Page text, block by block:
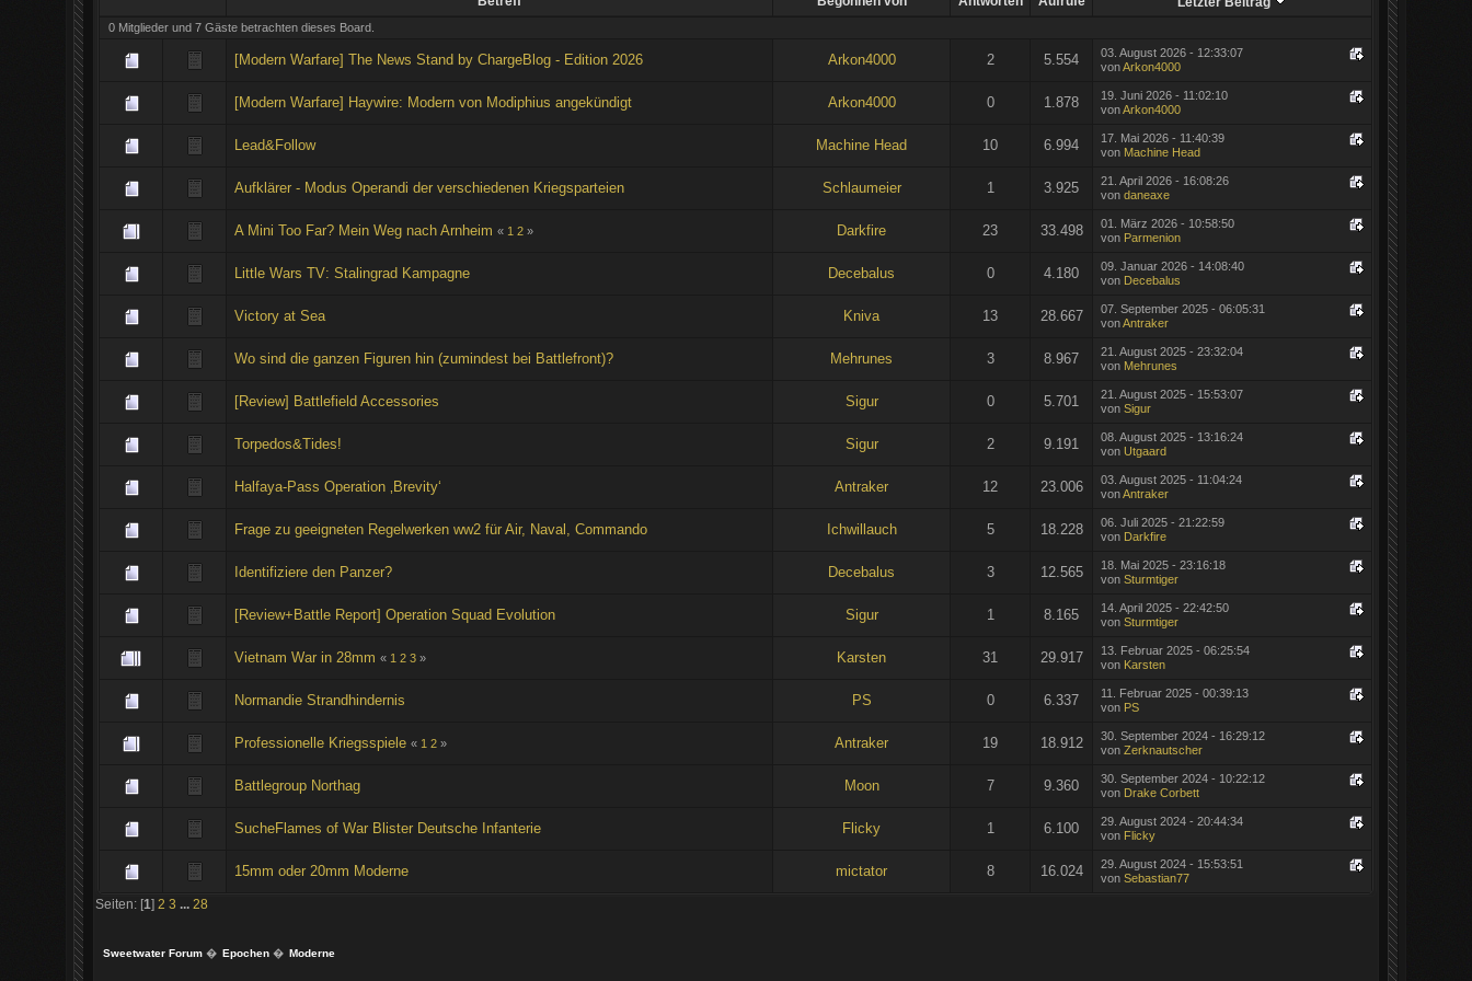
0 Mitglieder und 7 Gäste betrachten dieses Board.
[Modern Warfare] The News Stand by ChargeBlog - Edition 2026 Arkon4000 2 5.554
03. August 2026 - 12:33:07
vonArkon4000
[Modern Warfare] Haywire: Modern von Modiphius angekündigt Arkon4000 0 1.878
19. Juni 2026 - 11:02:10
vonArkon4000
Lead&Follow Machine Head 10 6.994
17. Mai 2026 - 11:40:39
von Machine Head
Aufklärer - Modus Operandi der verschiedenen Kriegsparteien Schlaumeier 1 3.925
21. April 2026 - 16:08:26
von daneaxe
A Mini Too Far? Mein Weg nach Arnheim « 1 2» Darkfire 23 33.498
01. März 2026 - 10:58:50
von Parmenion
Little Wars TV: Stalingrad Kampagne Decebalus 0 4.180
09. Januar 2026 - 14:08:40
von Decebalus
Victory at Sea Kniva 13 28.667
07. September 2025 - 06:05:31
vonAntraker
Wo sind die ganzen Figuren hin (zumindest bei Battlefront)? Mehrunes 3 8.967
21. August 2025 - 23:32:04
von Mehrunes
[Review] Battlefield Accessories Sigur 0 5.701
21. August 2025 - 15:53:07
von Sigur
Torpedos&Tides! Sigur 2 9.191
08. August 2025 - 13:16:24
von Utgaard
Halfaya-Pass Operation ‚Brevity‘ Antraker 12 23.006
03. August 2025 - 11:04:24
vonAntraker
Frage zu geeigneten Regelwerken ww2 für Air, Naval, Commando Ichwillauch 5 18.228
06. Juli 2025 - 21:22:59
von Darkfire
Identifiziere den Panzer? Decebalus 3 12.565
18. Mai 2025 - 23:16:18
von Sturmtiger
[Review+Battle Report] Operation Squad Evolution Sigur 1 8.165
14. April 2025 - 22:42:50
von Sturmtiger
Vietnam War in 28mm « 1 2 3» Karsten 31 29.917
13. Februar 2025 - 06:25:54
von Karsten
Normandie Strandhindernis PS 0 6.337
11. Februar 2025 - 00:39:13
von PS
Professionelle Kriegsspiele « 1 2» Antraker 19 18.912
30. September 2024 - 16:29:12
von Zerknautscher
Battlegroup Northag Moon 7 9.360
30. September 2024 - 10:22:12
von Drake Corbett
SucheFlames of War Blister Deutsche Infanterie Flicky 1 6.100
29. August 2024 - 20:44:34
von Flicky
15mm oder 20mm Moderne mictator 8 16.024
29. August 2024 - 15:53:51
von Sebastian77
Seiten: [1]2 3 ...28
Sweetwater Forum� Epochen� Moderne